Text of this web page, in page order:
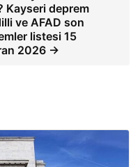
Kayseri deprem
ve AFAD son
listesi 15
2026 →